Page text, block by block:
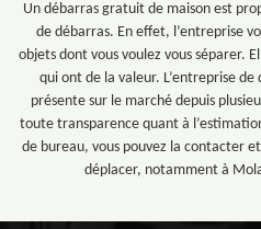
Un débarras gratuit de maison est
de débarras. En effet, l’entreprise
objets dont vous voulez vous séparer.
qui ont de la valeur. L’entreprise
présente sur le marché depuis
toute transparence quant à
de bureau, vous pouvez la contacter
déplacer, notamment à